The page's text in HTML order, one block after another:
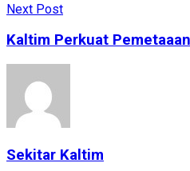
Next Post
Kaltim Perkuat
Sekitar Kaltim